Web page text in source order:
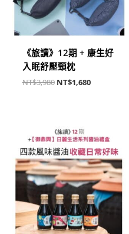
《旅讀》12期 + 康生好
入眠舒壓頸枕
NT$3,980 NT$1,680
原
始
價
格：
NT$3,480。
前
價
格：
NT$1,680。